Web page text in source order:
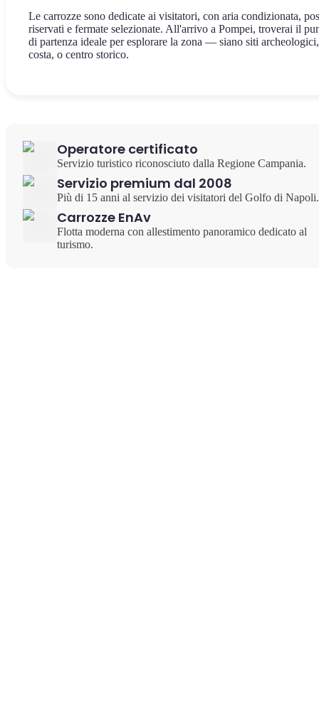
Le carrozze sono dedicate ai visitatori, con aria condizionata,
riservati e fermate selezionate. All'arrivo a Pompei, troverai il
di partenza ideale per esplorare la zona — siano siti archeologici,
costa, o centro storico.
Operatore certificato
Servizio turistico riconosciuto dalla Regione Campania.
Servizio premium dal 2008
Più di 15 anni al servizio dei visitatori del Golfo di Napoli.
Carrozze EnAv
Flotta moderna con allestimento panoramico dedicato al
turismo.